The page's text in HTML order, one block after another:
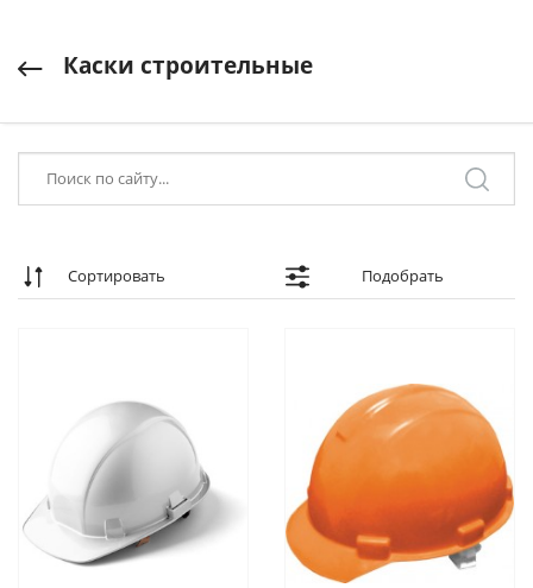
Каски строительные
Сортировать Подобрать